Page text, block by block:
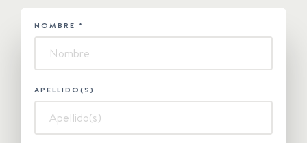
HUBSPOT
NOMBRE *
APELLIDO(S)